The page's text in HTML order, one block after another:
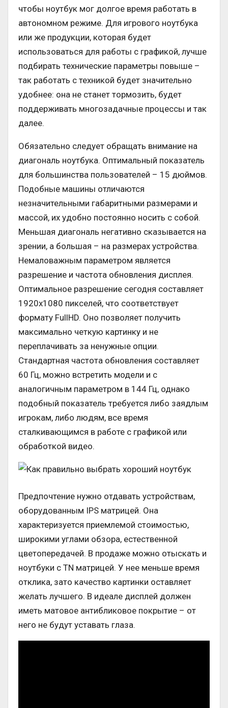
чтобы ноутбук мог долгое время работать в
автономном режиме. Для игрового ноутбука
или же продукции, которая будет
использоваться для работы с графикой, лучше
подбирать технические параметры повыше –
так работать с техникой будет значительно
удобнее: она не станет тормозить, будет
поддерживать многозадачные процессы и так
далее.
Обязательно следует обращать внимание на
диагональ ноутбука. Оптимальный показатель
для большинства пользователей – 15 дюймов.
Подобные машины отличаются
незначительными габаритными размерами и
массой, их удобно постоянно носить с собой.
Меньшая диагональ негативно сказывается на
зрении, а большая – на размерах устройства.
Немаловажным параметром является
разрешение и частота обновления дисплея.
Оптимальное разрешение сегодня составляет
1920х1080 пикселей, что соответствует
формату FullHD. Оно позволяет получить
максимально четкую картинку и не
переплачивать за ненужные опции.
Стандартная частота обновления составляет
60 Гц, можно встретить модели и с
аналогичным параметром в 144 Гц, однако
подобный показатель требуется либо заядлым
игрокам, либо людям, все время
сталкивающимся в работе с графикой или
обработкой видео.
Предпочтение нужно отдавать устройствам,
оборудованным IPS матрицей. Она
характеризуется приемлемой стоимостью,
широкими углами обзора, естественной
цветопередачей. В продаже можно отыскать и
ноутбуки с TN матрицей. У нее меньше время
отклика, зато качество картинки оставляет
желать лучшего. В идеале дисплей должен
иметь матовое антибликовое покрытие – от
него не будут уставать глаза.